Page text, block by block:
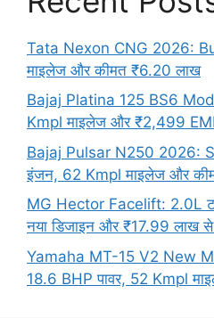
Tata Nexon CNG 2026:
माइलेज और कीमत ₹6.20 लाख
Bajaj Platina 125 BS6
Kmpl माइलेज और ₹2,499 EMI
Bajaj Pulsar N250 2026:
इंजन, 62 Kmpl माइलेज और
MG Hector Facelift: 2.0L
नया डिजाइन और ₹17.99 लाख
Yamaha MT-15 V2 New
18.6 BHP पावर, 52 Kmpl